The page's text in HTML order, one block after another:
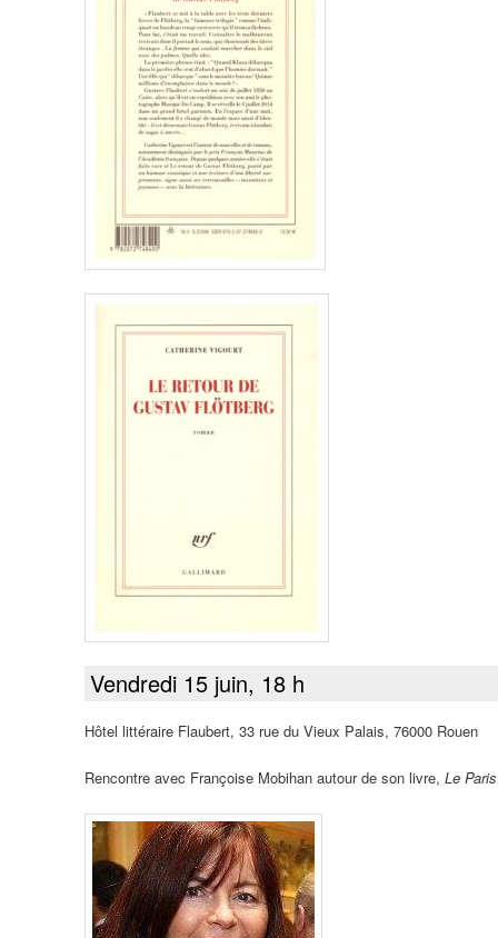
Vendredi 15 juin, 18 h
Hôtel littéraire Flaubert, 33 rue du Vieux Palais, 76000 Rouen
Rencontre avec Françoise Mobihan autour de son livre, Le